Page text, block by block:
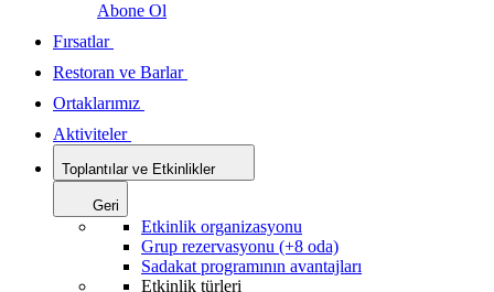
Abone Ol
Fırsatlar
Restoran ve Barlar
Ortaklarımız
Aktiviteler
Toplantılar ve Etkinlikler
Geri
Etkinlik organizasyonu
Grup rezervasyonu (+8 oda)
Sadakat programının avantajları
Etkinlik türleri